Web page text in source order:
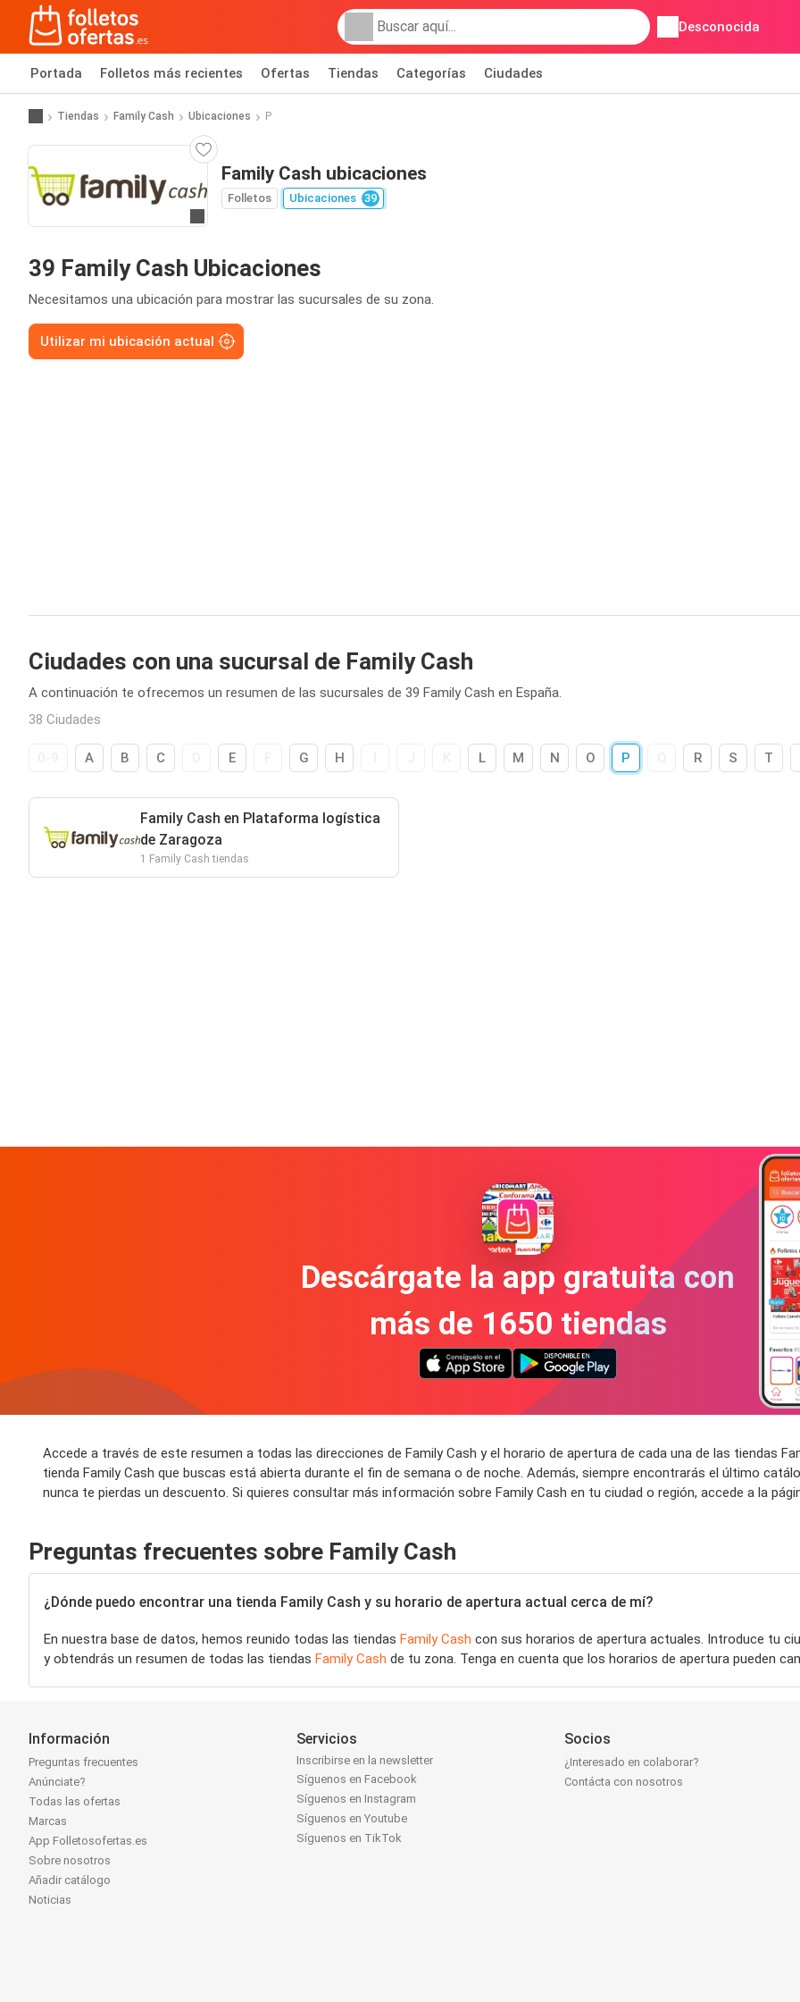
Desconocida
Portada Folletos más recientes Ofertas Tiendas Categorías Ciudades
Tiendas Family Cash Ubicaciones P
Family Cash ubicaciones
Folletos Ubicaciones 39
39 Family Cash Ubicaciones
Necesitamos una ubicación para mostrar las sucursales de su zona.
Utilizar mi ubicación actual
Ciudades con una sucursal de Family Cash
A continuación te ofrecemos un resumen de las sucursales de 39 Family Cash en España.
38 Ciudades
A B C E G H L M N O P R S T
Family Cash en Plataforma logística
de Zaragoza
1 Family Cash tiendas
Descárgate la app gratuita con
más de 1650 tiendas
Accede a través de este resumen a todas las direcciones de Family Cash y el horario de apertura de cada una de las tiendas
tienda Family Cash que buscas está abierta durante el fin de semana o de noche. Además, siempre encontrarás el último
nunca te pierdas un descuento. Si quieres consultar más información sobre Family Cash en tu ciudad o región, accede a la
Preguntas frecuentes sobre Family Cash
¿Dónde puedo encontrar una tienda Family Cash y su horario de apertura actual cerca de mí?
En nuestra base de datos, hemos reunido todas las tiendas Family Cash con sus horarios de apertura actuales. Introduce tu
y obtendrás un resumen de todas las tiendas Family Cash de tu zona. Tenga en cuenta que los horarios de apertura pueden
Información
Preguntas frecuentes
Anúnciate?
Todas las ofertas
Marcas
App Folletosofertas.es
Sobre nosotros
Añadir catálogo
Noticias
Servicios
Inscribirse en la newsletter
Síguenos en Facebook
Síguenos en Instagram
Síguenos en Youtube
Síguenos en TikTok
Socios
¿Interesado en colaborar?
Contácta con nosotros